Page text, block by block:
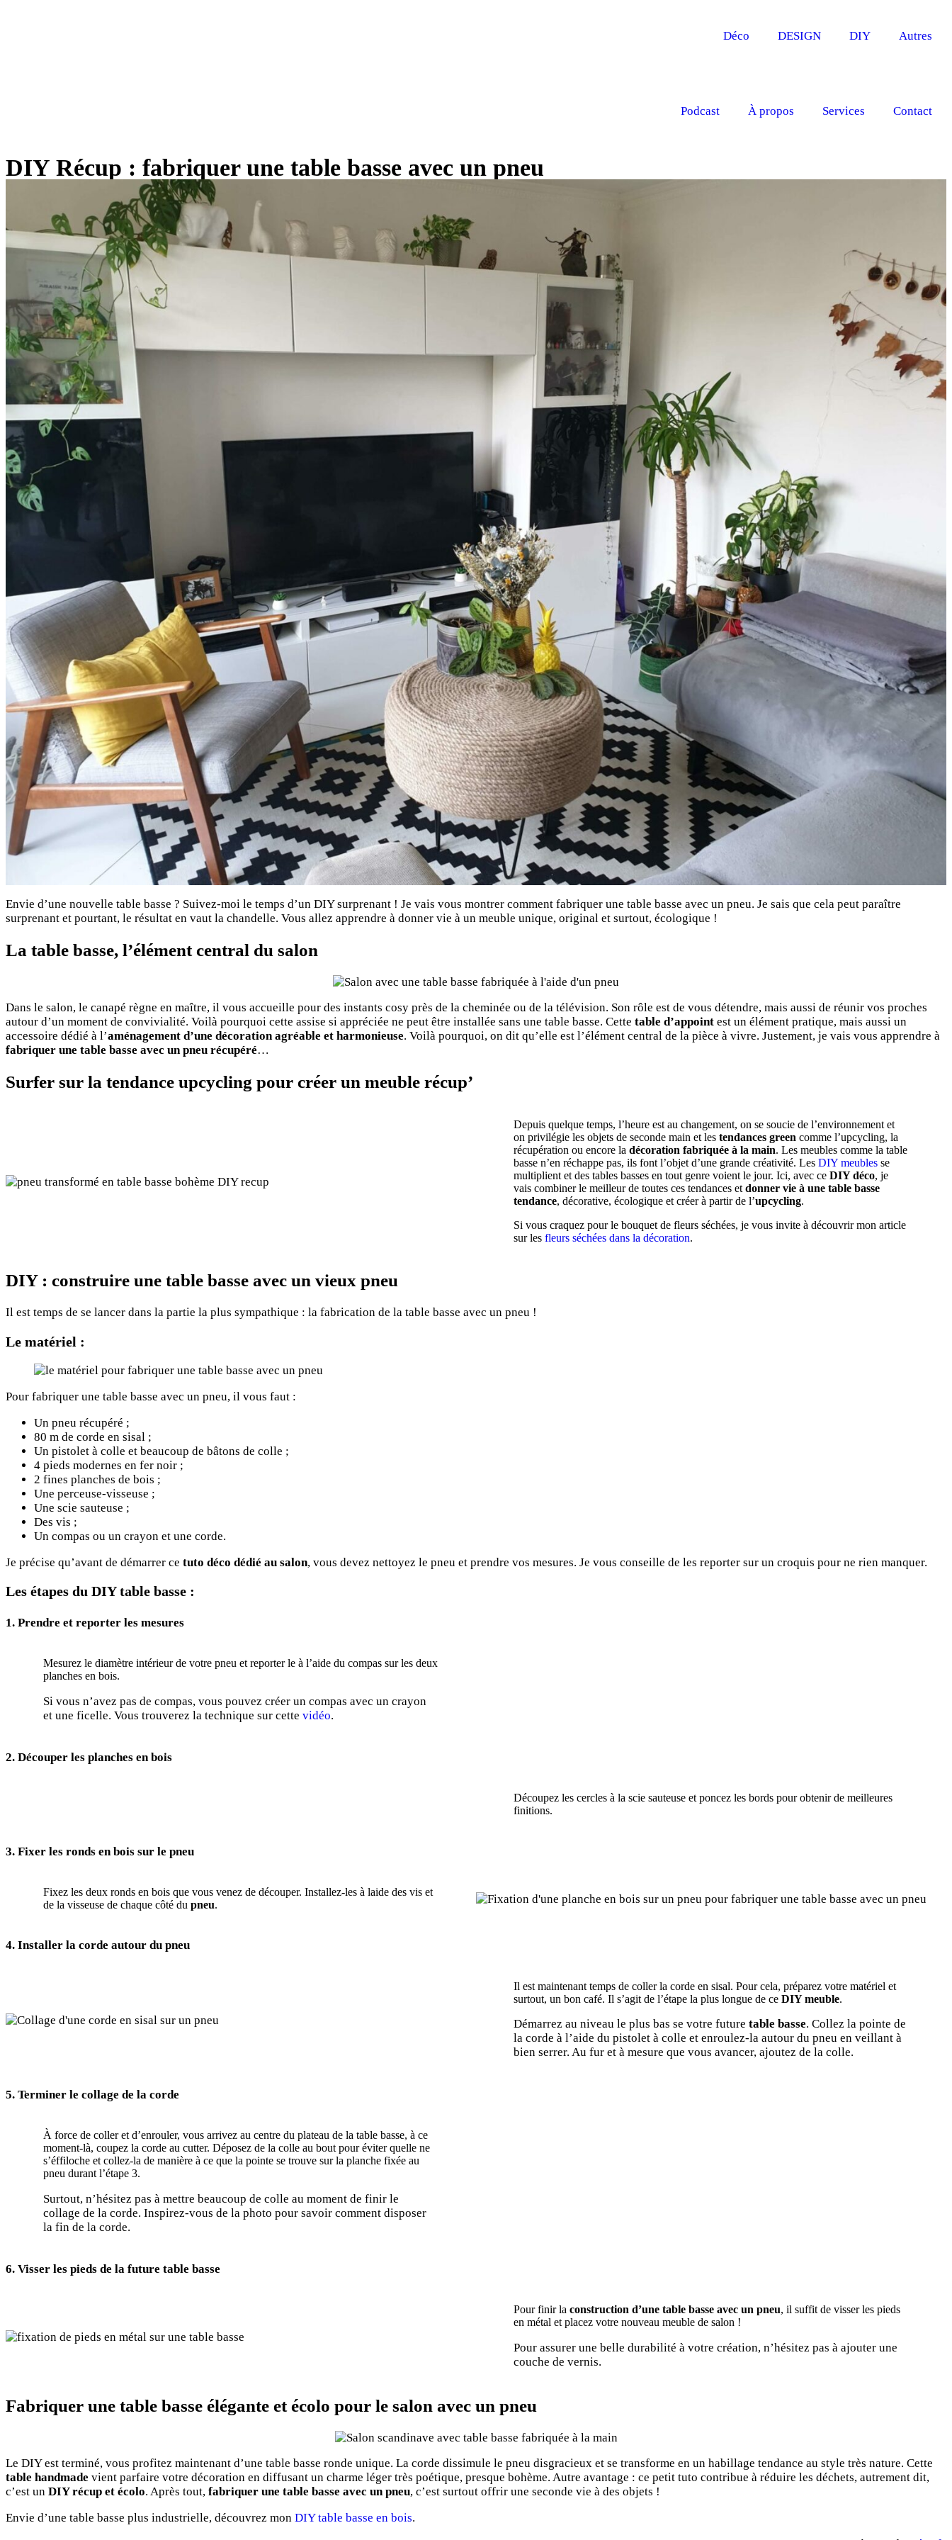
Déco DESIGN DIY Autres
Podcast À propos Services Contact
DIY Récup : fabriquer une table basse avec un pneu
Envie d’une nouvelle table basse ? Suivez-moi le temps d’un DIY surprenant ! Je vais vous montrer comment fabriquer une table basse avec un pneu. Je sais que cela peut paraître
surprenant et pourtant, le résultat en vaut la chandelle. Vous allez apprendre à donner vie à un meuble unique, original et surtout, écologique !
La table basse, l’élément central du salon
Dans le salon, le canapé règne en maître, il vous accueille pour des instants cosy près de la cheminée ou de la télévision. Son rôle est de vous détendre, mais aussi de réunir vos proches
autour d’un moment de convivialité. Voilà pourquoi cette assise si appréciée ne peut être installée sans une table basse. Cette table d’appoint est un élément pratique, mais aussi un
accessoire dédié à l’aménagement d’une décoration agréable et harmonieuse. Voilà pourquoi, on dit qu’elle est l’élément central de la pièce à vivre. Justement, je vais vous apprendre à
fabriquer une table basse avec un pneu récupéré…
Surfer sur la tendance upcycling pour créer un meuble récup’
Depuis quelque temps, l’heure est au changement, on se soucie de l’environnement et
on privilégie les objets de seconde main et lestendances green comme l’upcycling, la
récupération ou encore ladécoration fabriquée à la main. Les meubles comme la table
basse n’en réchappe pas, ils font l’objet d’une grande créativité. LesDIY meubles se
multiplient et des tables basses en tout genre voient le jour. Ici, avec ceDIY déco, je
vais combiner le meilleur de toutes ces tendances etdonner vie à une table basse
tendance, décorative, écologique et créer à partir de l’upcycling.
Si vous craquez pour le bouquet de fleurs séchées, je vous invite à découvrir mon article
sur lesfleurs séchées dans la décoration.
DIY : construire une table basse avec un vieux pneu
Il est temps de se lancer dans la partie la plus sympathique : la fabrication de la table basse avec un pneu !
Le matériel :
Pour fabriquer une table basse avec un pneu, il vous faut :
Un pneu récupéré ;
80 m de corde en sisal ;
Un pistolet à colle et beaucoup de bâtons de colle ;
4 pieds modernes en fer noir ;
2 fines planches de bois ;
Une perceuse-visseuse ;
Une scie sauteuse ;
Des vis ;
Un compas ou un crayon et une corde.
Je précise qu’avant de démarrer ce tuto déco dédié au salon, vous devez nettoyez le pneu et prendre vos mesures. Je vous conseille de les reporter sur un croquis pour ne rien manquer.
Les étapes du DIY table basse :
1. Prendre et reporter les mesures
Mesurez le diamètre intérieur de votre pneu et reporter le à l’aide du compas sur les deux
planches en bois.
Si vous n’avez pas de compas, vous pouvez créer un compas avec un crayon
et une ficelle. Vous trouverez la technique sur cettevidéo.
2. Découper les planches en bois
Découpez les cercles à la scie sauteuse et poncez les bords pour obtenir de meilleures
finitions.
3. Fixer les ronds en bois sur le pneu
Fixez les deux ronds en bois que vous venez de découper. Installez-les à laide des vis et
de la visseuse de chaque côté dupneu.
4. Installer la corde autour du pneu
Il est maintenant temps de coller la corde en sisal. Pour cela, préparez votre matériel et
surtout, un bon café. Il s’agit de l’étape la plus longue de ceDIY meuble.
Démarrez au niveau le plus bas se votre futuretable basse. Collez la pointe de
la corde à l’aide du pistolet à colle et enroulez-la autour du pneu en veillant à
bien serrer. Au fur et à mesure que vous avancer, ajoutez de la colle.
5. Terminer le collage de la corde
À force de coller et d’enrouler, vous arrivez au centre du plateau de la table basse, à ce
moment-là, coupez la corde au cutter. Déposez de la colle au bout pour éviter quelle ne
s’éffiloche et collez-la de manière à ce que la pointe se trouve sur la planche fixée au
pneu durant l’étape 3.
Surtout, n’hésitez pas à mettre beaucoup de colle au moment de finir le
collage de la corde. Inspirez-vous de la photo pour savoir comment disposer
la fin de la corde.
6. Visser les pieds de la future table basse
Pour finir la construction d’une table basse avec un pneu, il suffit de visser les pieds
en métal et placez votre nouveau meuble de salon !
Pour assurer une belle durabilité à votre création, n’hésitez pas à ajouter une
couche de vernis.
Fabriquer une table basse élégante et écolo pour le salon avec un pneu
Le DIY est terminé, vous profitez maintenant d’une table basse ronde unique. La corde dissimule le pneu disgracieux et se transforme en un habillage tendance au style très nature. Cette
table handmade vient parfaire votre décoration en diffusant un charme léger très poétique, presque bohème. Autre avantage : ce petit tuto contribue à réduire les déchets, autrement dit,
c’est un DIY récup et écolo. Après tout, fabriquer une table basse avec un pneu, c’est surtout offrir une seconde vie à des objets !
Envie d’une table basse plus industrielle, découvrez mon DIY table basse en bois.